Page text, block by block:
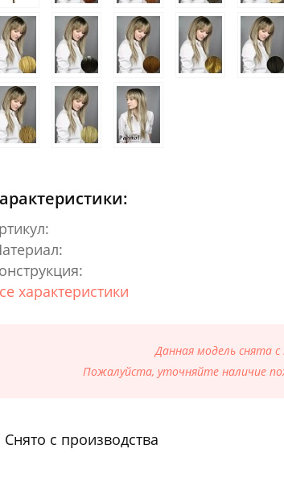
характеристики
Данная модель снята с
Пожалуйста, уточняйте наличие
Снято с производства